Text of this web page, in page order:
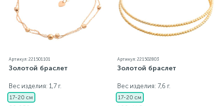
Артикул: 221501101
Золотой браслет
Вес изделия: 1,7 г.
17-20 см
Артикул: 221502803
Золотой браслет
Вес изделия: 7,6 г.
17-20 см